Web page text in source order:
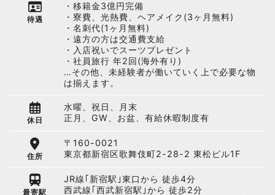
待遇
・移籍金3億円完備
・寮費、光熱費、ヘアメイク(3ヶ月無料)
・名刺代(1ヶ月無料)
・遠方の方は交通費支給
・入店祝いでスーツプレゼント
・社員旅行 年2回(海外有り)
…その他、未経験者が働いていく上で必要な物
は揃えます。
休日
水曜、祝日、月末
正月、GW、お盆、有給休暇制度有
住所
〒160-0021
東京都新宿区歌舞伎町2-28-2 東松ビル1F
最寄駅
JR線｢新宿駅｣東口から 徒歩4分
西武線｢西武新宿駅｣から 徒歩2分